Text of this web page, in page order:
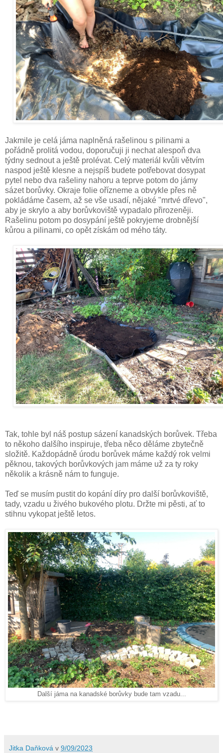
Jakmile je celá jáma naplněná rašelinou s pilinami a
pořádně prolitá vodou, doporučuji ji nechat alespoň dva
týdny sednout a ještě prolévat. Celý materiál kvůli větvím
naspod ještě klesne a nejspíš budete potřebovat dosypat
pytel nebo dva rašeliny nahoru a teprve potom do jámy
sázet borůvky. Okraje folie ořízneme a obvykle přes ně
pokládáme časem, až se vše usadí, nějaké "mrtvé dřevo",
aby je skrylo a aby borůvkoviště vypadalo přirozeněji.
Rašelinu potom po dosypání ještě pokryjeme drobnější
kůrou a pilinami, co opět získám od mého táty.
Tak, tohle byl náš postup sázení kanadských borůvek. Třeba
to někoho dalšího inspiruje, třeba něco děláme zbytečně
složitě. Každopádně úrodu borůvek máme každý rok velmi
pěknou, takových borůvkových jam máme už za ty roky
několik a krásně nám to funguje.
Teď se musím pustit do kopání díry pro další borůvkoviště,
tady, vzadu u živého bukového plotu. Držte mi pěsti, ať to
stihnu vykopat ještě letos.
Další jáma na kanadské borůvky bude tam vzadu...
Jitka Daňková v 9/09/2023